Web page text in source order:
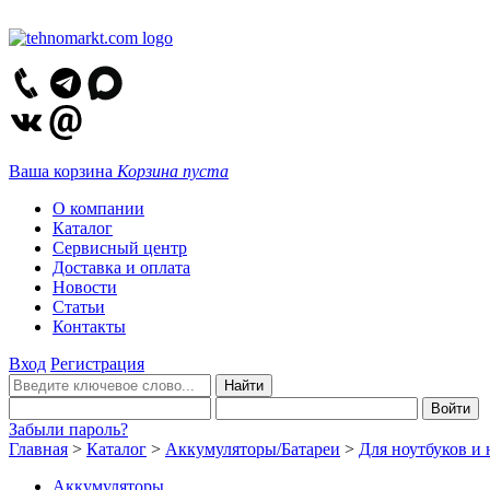
Ваша корзина Корзина пуста
О компании
Каталог
Сервисный центр
Доставка и оплата
Новости
Статьи
Контакты
Вход Регистрация
Забыли пароль?
Главная > Каталог > Аккумуляторы/Батареи > Для ноутбуков и
Аккумуляторы